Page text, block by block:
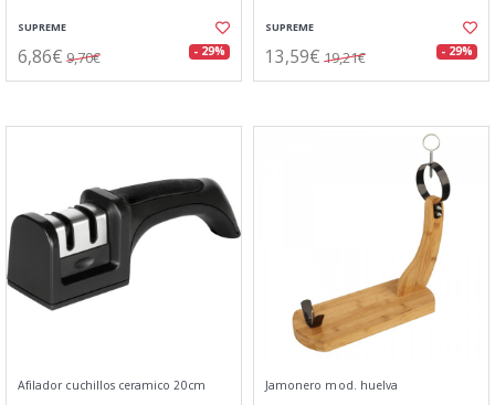
SUPREME
6,86€ 9,70€ - 29%
SUPREME
13,59€ 19,21€ - 29%
Afilador cuchillos ceramico 20cm Jamonero mod. huelva